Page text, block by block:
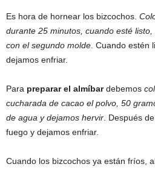
Es hora de hornear los bizcochos.
durante 25 minutos, cuando esté
con el segundo molde . Cuando
dejamos enfriar.
Para preparar el almíbardebemos
cucharada de cacao el polvo, 50
de agua y dejamos hervir . Después
fuego y dejamos enfriar.
Cuando los bizcochos ya están fríos,